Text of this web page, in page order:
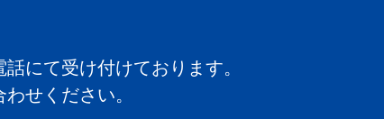
にて受け付けております。
せください。